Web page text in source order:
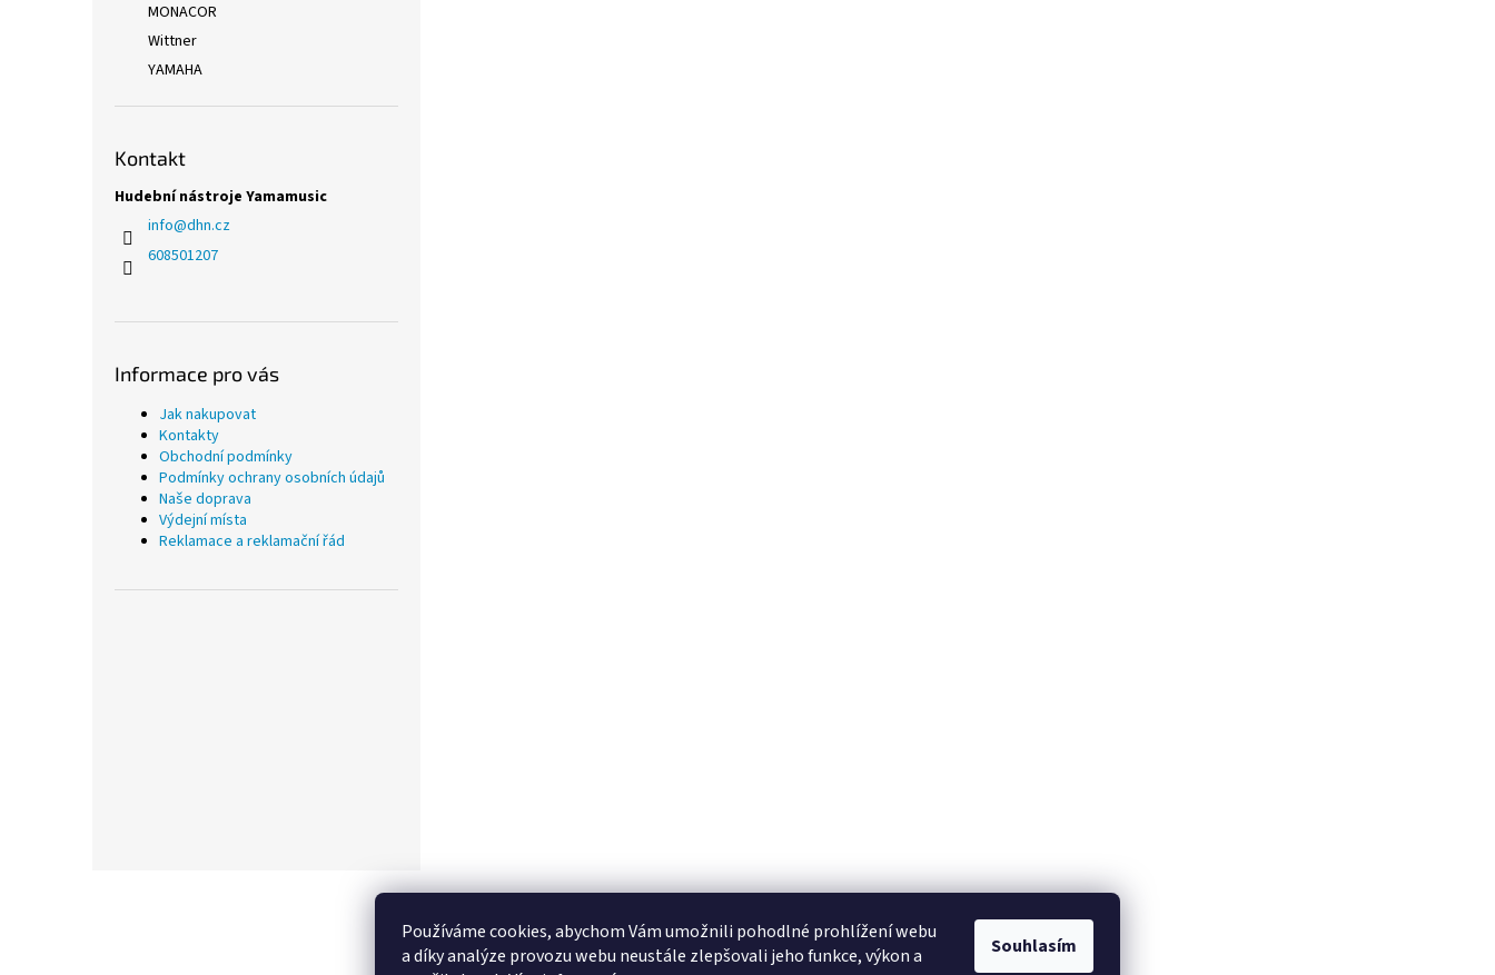
Používáme cookies, abychom Vám umožnili pohodlné prohlížení webu
a díky analýze provozu webu neustále zlepšovali jeho funkce, výkon a
Souhlasím
MONACOR
Wittner
YAMAHA
Kontakt
Hudební nástroje Yamamusic
info@dhn.cz
608501207
Informace pro vás
Jak nakupovat
Kontakty
Obchodní podmínky
Podmínky ochrany osobních údajů
Naše doprava
Výdejní místa
Reklamace a reklamační řád